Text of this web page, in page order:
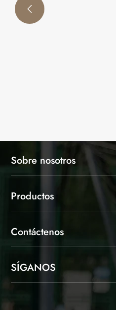

Sobre nosotros
Productos
Contáctenos
SÍGANOS